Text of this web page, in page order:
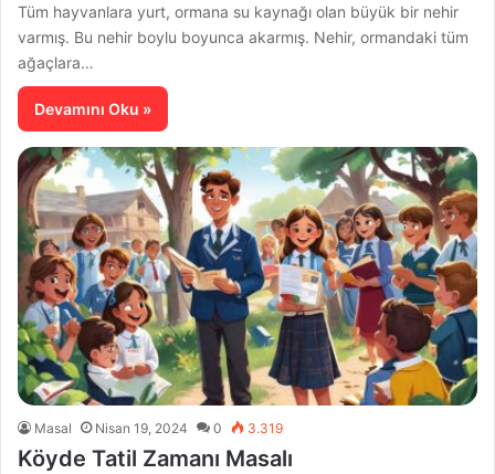
Tüm hayvanlara yurt, ormana su kaynağı olan büyük bir nehir
varmış. Bu nehir boylu boyunca akarmış. Nehir, ormandaki tüm
ağaçlara…
Devamını Oku »
Masal Nisan 19, 2024 0 3.319
Köyde Tatil Zamanı Masalı